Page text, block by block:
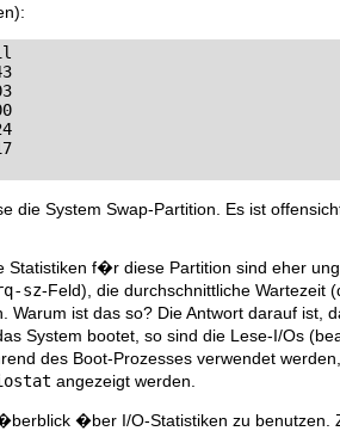
die System Swap-Partition. Es ist
Statistiken f�r diese Partition sind eher
sz-Feld), die durchschnittliche Wartezeit
ist das so? Die Antwort darauf ist,
System bootet, so sind die Lese-I/Os
des Boot-Prozesses verwendet
angezeigt werden.
�ber I/O-Statistiken zu benutzen.